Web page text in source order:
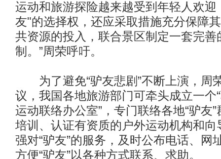
运动和旅游探险越来越受到年轻人欢
友"的选择权，还应采取措施充分保障
共资源的投入，联合景区制定一套完善
制。”周荣呼吁。
为了避免“驴友悲剧”不断上演，周
议，我国各地旅游部门可牵头成立一个
运动联络办公室”，专门联络各地“驴友
培训、认证有资质的户外运动机构和向
强对“驴友”的服务，及时公布电话、网
方便“驴友”以各种方式联系、求助。